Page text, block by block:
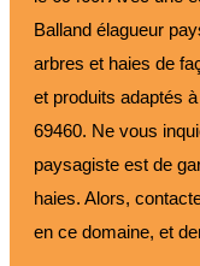
Balland élagueur
arbres et haies de
et produits adaptés
69460. Ne vous
paysagiste est de
haies. Alors,
en ce domaine, et